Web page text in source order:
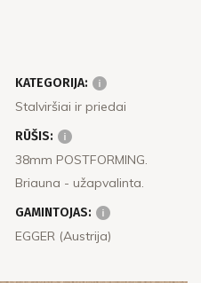
KATEGORIJA:
Stalviršiai ir priedai
RŪŠIS:
38mm POSTFORMING.
Briauna - užapvalinta.
GAMINTOJAS:
EGGER (Austrija)